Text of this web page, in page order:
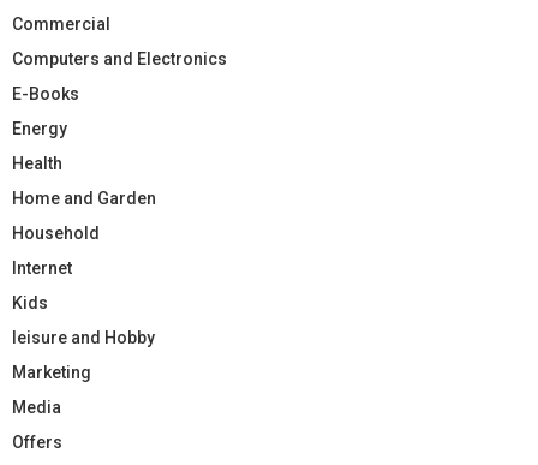
Commercial
Computers and Electronics
E-Books
Energy
Health
Home and Garden
Household
Internet
Kids
leisure and Hobby
Marketing
Media
Offers